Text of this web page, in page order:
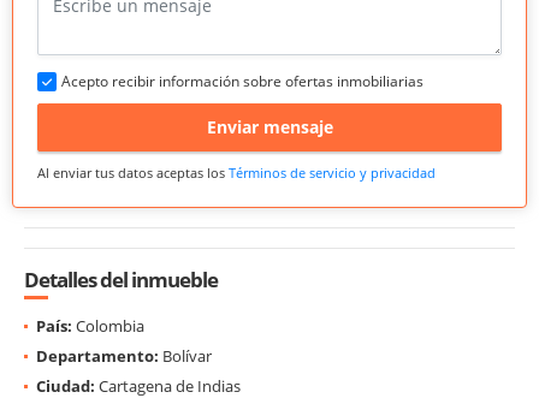
Acepto recibir información sobre ofertas inmobiliarias
Enviar mensaje
Al enviar tus datos aceptas los Términos de servicio y privacidad
Detalles del inmueble
País: Colombia
Departamento: Bolívar
Ciudad: Cartagena de Indias